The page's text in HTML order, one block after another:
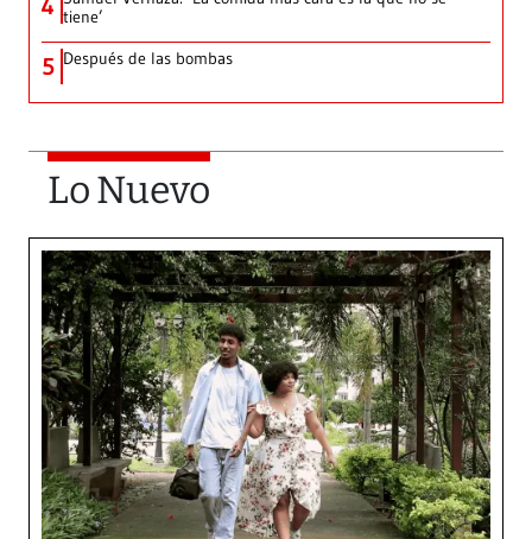
4 tiene’
5 Después de las bombas
Lo Nuevo